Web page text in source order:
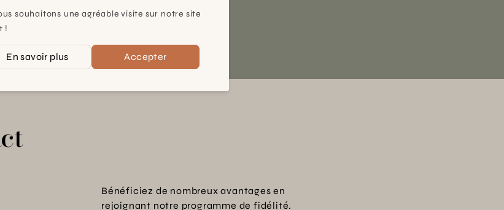
et horaires
Bénéficiez de nombreux avantages en
rejoignant notre programme de fidélité.
souhaitons une agréable visite sur notre site
!
En savoir plus Accepter